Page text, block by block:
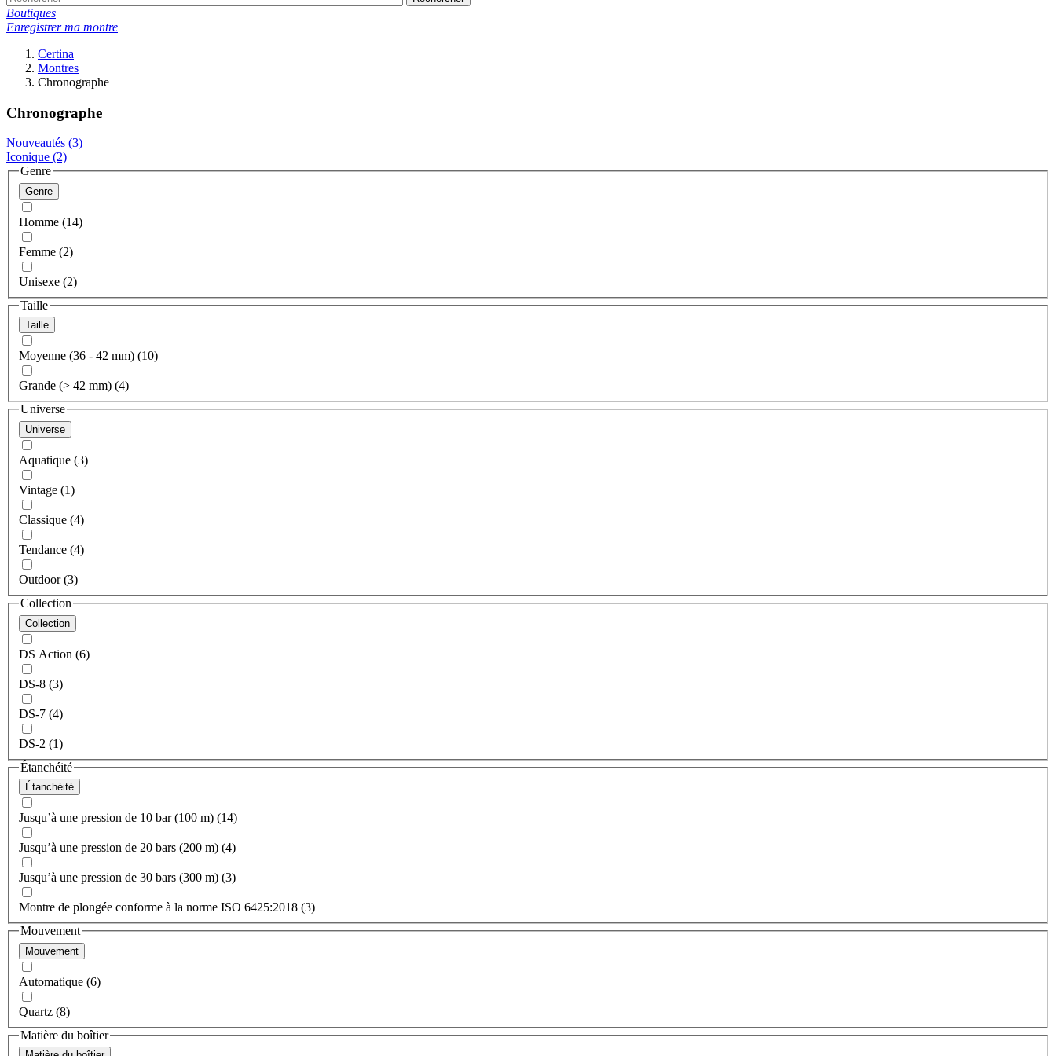
Boutiques
Enregistrer ma montre
Certina
Montres
Chronographe
Chronographe
Nouveautés (3)
Iconique (2)
Genre
Genre
Homme (14)
Femme (2)
Unisexe (2)
Taille
Taille
Moyenne (36 - 42 mm) (10)
Grande (> 42 mm) (4)
Universe
Universe
Aquatique (3)
Vintage (1)
Classique (4)
Tendance (4)
Outdoor (3)
Collection
Collection
DS Action (6)
DS-8 (3)
DS-7 (4)
DS-2 (1)
Étanchéité
Étanchéité
Jusqu’à une pression de 10 bar (100 m) (14)
Jusqu’à une pression de 20 bars (200 m) (4)
Jusqu’à une pression de 30 bars (300 m) (3)
Montre de plongée conforme à la norme ISO 6425:2018 (3)
Mouvement
Mouvement
Automatique (6)
Quartz (8)
Matière du boîtier